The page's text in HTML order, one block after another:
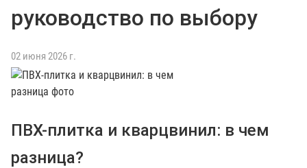
а
о
г
руководство по выбору
02 июня 2026 г.
ПВХ-плитка и кварцвинил: в чем
разница?